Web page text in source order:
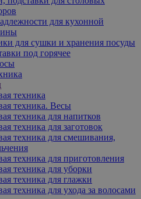
для кухонной
для сушки и хранения посуды
под горячее
техника
техника. Весы
техника для напитков
техника для заготовок
техника для смешивания,
техника для приготовления
техника для уборки
техника для глажки
техника для ухода за волосами